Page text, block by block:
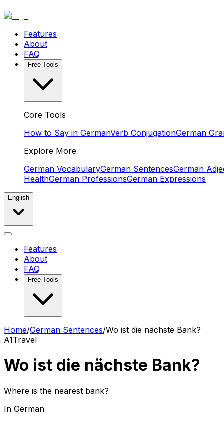
Features
About
FAQ
Free Tools
Core Tools
How to Say in GermanVerb ConjugationGerman
Explore More
German VocabularyGerman SentencesGerman
HealthGerman ProfessionsGerman Expressions
English
Features
About
FAQ
Free Tools
Home/German Sentences/Wo ist die nächste Bank?
A1Travel
Wo ist die nächste Bank?
Where is the nearest bank?
In German